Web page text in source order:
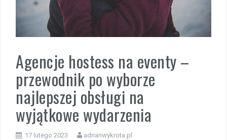
Agencje hostess na eventy –
przewodnik po wyborze
najlepszej obsługi na
wyjątkowe wydarzenia
17 lutego 2023 adrianwykrota.pl